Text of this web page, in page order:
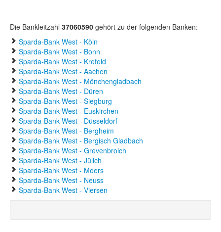
Die Bankleitzahl 37060590 gehört zu der folgenden Banken:
Sparda-Bank West - Köln
Sparda-Bank West - Bonn
Sparda-Bank West - Krefeld
Sparda-Bank West - Aachen
Sparda-Bank West - Mönchengladbach
Sparda-Bank West - Düren
Sparda-Bank West - Siegburg
Sparda-Bank West - Euskirchen
Sparda-Bank West - Düsseldorf
Sparda-Bank West - Bergheim
Sparda-Bank West - Bergisch Gladbach
Sparda-Bank West - Grevenbroich
Sparda-Bank West - Jülich
Sparda-Bank West - Moers
Sparda-Bank West - Neuss
Sparda-Bank West - Viersen